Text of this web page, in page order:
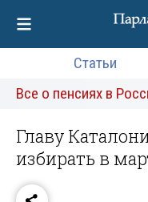
Статьи
Все о пенсиях в
Главу
избирать в